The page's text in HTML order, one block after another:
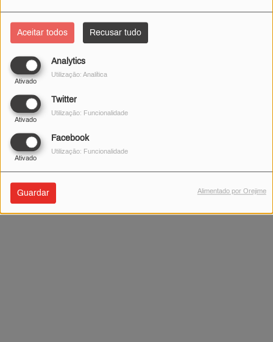
Aceitar todos Recusar tudo
Analytics
Ativado
Utilização: Analítica
Twitter
Ativado
Utilização: Funcionalidade
Facebook
Ativado
Utilização: Funcionalidade
Guardar Alimentado por Orejime
Seg. Ter Qui Sex